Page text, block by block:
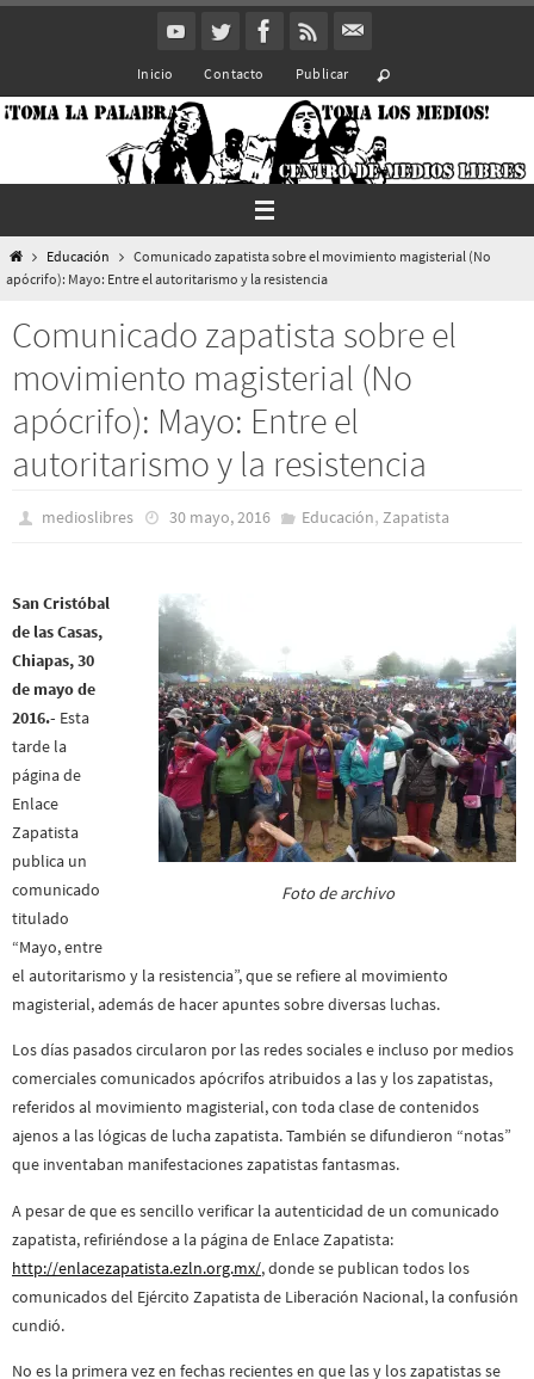
Inicio Contacto Publicar
InicioEducación
Comunicado zapatista sobre el movimiento magisterial (No
apócrifo): Mayo: Entre el autoritarismo y la resistencia
Comunicado zapatista sobre el
movimiento magisterial (No
apócrifo): Mayo: Entre el
autoritarismo y la resistencia
medioslibres 30 mayo, 2016 Educación, Zapatista
Foto de archivo
San Cristóbal
de las Casas,
Chiapas, 30
de mayo de
2016.- Esta
tarde la
página de
Enlace
Zapatista
publica un
comunicado
titulado
“Mayo, entre
el autoritarismo y la resistencia”, que se refiere al movimiento
magisterial, además de hacer apuntes sobre diversas luchas.
Los días pasados circularon por las redes sociales e incluso por medios
comerciales comunicados apócrifos atribuidos a las y los zapatistas,
referidos al movimiento magisterial, con toda clase de contenidos
ajenos a las lógicas de lucha zapatista. También se difundieron “notas”
que inventaban manifestaciones zapatistas fantasmas.
A pesar de que es sencillo verificar la autenticidad de un comunicado
zapatista, refiriéndose a la página de Enlace Zapatista:
http://enlacezapatista.ezln.org.mx/, donde se publican todos los
comunicados del Ejército Zapatista de Liberación Nacional, la confusión
cundió.
No es la primera vez en fechas recientes en que las y los zapatistas se